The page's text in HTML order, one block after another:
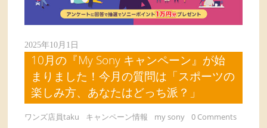
2025年10月1日
10月の『My Sony キャンペーン』が始
まりました！今月の質問は「スポーツの
楽しみ方、あなたはどっち派？」
ワンズ店員taku キャンペーン情報 my sony 0 Comments